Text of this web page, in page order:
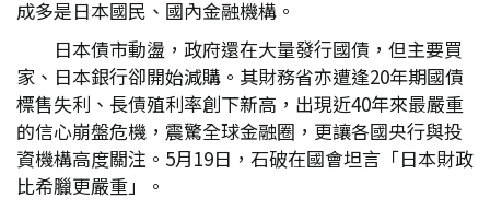
成多是日本國民、國內金融機構。
日本債市動盪，政府還在大量發行國債，但主要買
家、日本銀行卻開始減購。其財務省亦遭逢20年期國債
標售失利、長債殖利率創下新高，出現近40年來最嚴重
的信心崩盤危機，震驚全球金融圈，更讓各國央行與投
資機構高度關注。5月19日，石破在國會坦言「日本財政
比希臘更嚴重」。